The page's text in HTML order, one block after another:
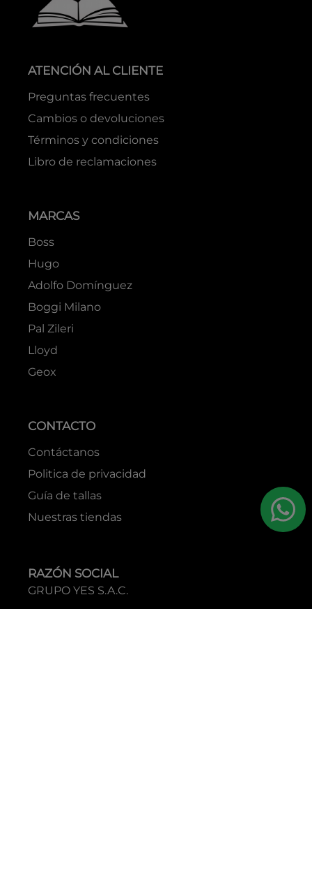
ATENCIÓN AL CLIENTE
Preguntas frecuentes
Cambios o devoluciones
Términos y condiciones
Libro de reclamaciones
MARCAS
Boss
Hugo
Adolfo Domínguez
Boggi Milano
Pal Zileri
Lloyd
Geox
CONTACTO
Contáctanos
Politica de privacidad
Guía de tallas
Nuestras tiendas
RAZÓN SOCIAL
GRUPO YES S.A.C.